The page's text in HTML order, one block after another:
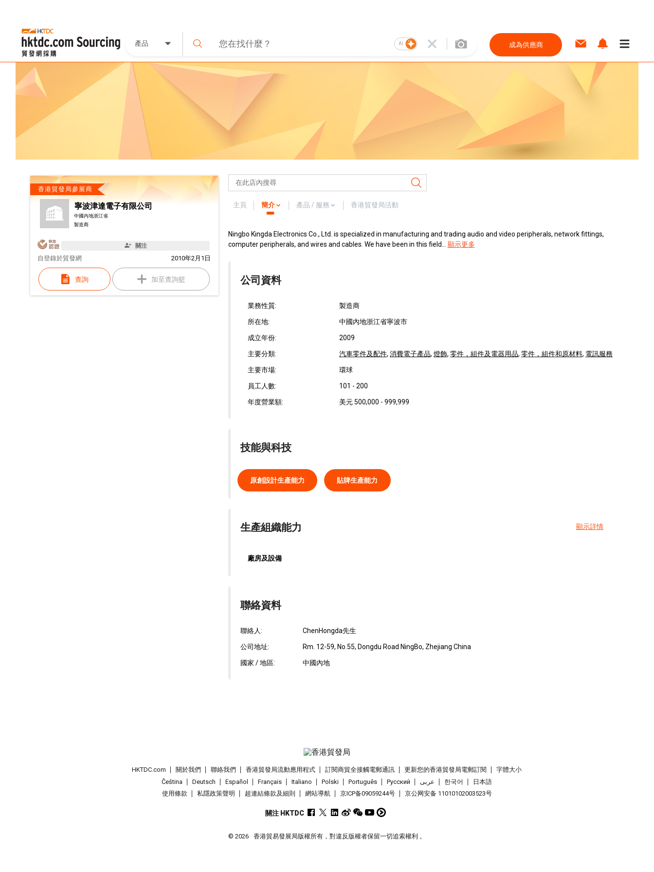
產品 AI 成為供應商
香港貿發局參展商
寧波津達電子有限公司
中國內地浙江省
製造商
關注
自 2010年2月1日
登錄於貿發網
查詢 加至查詢籃
主頁 簡介 產品 / 服務 香港貿發局活動
Ningbo Kingda Electronics Co., Ltd. is specialized in manufacturing and trading audio and video peripherals, network fittings,
computer peripherals, and wires and cables. We have been in this field...
顯示更多
公司資料
業務性質: 製造商
所在地: 中國內地浙江省寧波市
成立年份: 2009
主要分類: 汽車零件及配件, 消費電子產品, 燈飾, 零件，組件及電器用品, 零件，組件和原材料, 電訊服務
主要市場: 環球
員工人數: 101 - 200
年度營業額: 美元 500,000 - 999,999
技能與科技
原創設計生產能力 貼牌生產能力
生產組織能力 顯示詳情
廠房及設備
聯絡資料
聯絡人: ChenHongda先生
公司地址: Rm. 12-59, No.55, Dongdu Road NingBo, Zhejiang China
國家 / 地區: 中國內地
HKTDC.com 關於我們 聯絡我們 香港貿發局流動應用程式 訂閱商貿全接觸電郵通訊 更新您的香港貿發局電郵訂閱
字體大小
Čeština
Deutsch Español Français Italiano Polski Português Pусский عربى 한국어
日本語
使用條款
私隱政策聲明 超連結條款及細則 網站導航 京ICP备09059244号 京公网安备 11010102003523号
關注 HKTDC
© 2026 香港貿易發展局版權所有，對違反版權者保留一切追索權利 。